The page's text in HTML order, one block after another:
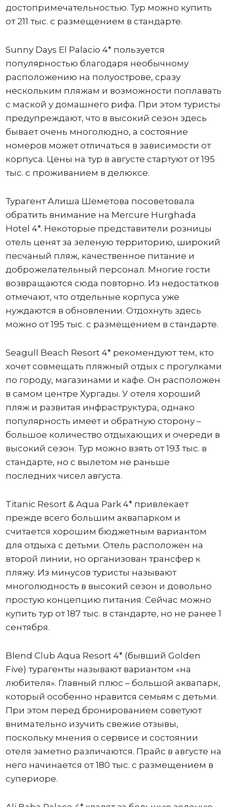
достопримечательностью. Тур можно купить
от 211 тыс. с размещением в стандарте.
Sunny Days El Palacio 4* пользуется
популярностью благодаря необычному
расположению на полуострове, сразу
нескольким пляжам и возможности поплавать
с маской у домашнего рифа. При этом туристы
предупреждают, что в высокий сезон здесь
бывает очень многолюдно, а состояние
номеров может отличаться в зависимости от
корпуса. Цены на тур в августе стартуют от 195
тыс. с проживанием в делюксе.
Турагент Алиша Шеметова посоветовала
обратить внимание на Mercure Hurghada
Hotel 4*. Некоторые представители розницы
отель ценят за зеленую территорию, широкий
песчаный пляж, качественное питание и
доброжелательный персонал. Многие гости
возвращаются сюда повторно. Из недостатков
отмечают, что отдельные корпуса уже
нуждаются в обновлении. Отдохнуть здесь
можно от 195 тыс. с размещением в стандарте.
Seagull Beach Resort 4* рекомендуют тем, кто
хочет совмещать пляжный отдых с прогулками
по городу, магазинами и кафе. Он расположен
в самом центре Хургады. У отеля хороший
пляж и развитая инфраструктура, однако
популярность имеет и обратную сторону –
большое количество отдыхающих и очереди в
высокий сезон. Тур можно взять от 193 тыс. в
стандарте, но с вылетом не раньше
последних чисел августа.
Titanic Resort & Aqua Park 4* привлекает
прежде всего большим аквапарком и
считается хорошим бюджетным вариантом
для отдыха с детьми. Отель расположен на
второй линии, но организован трансфер к
пляжу. Из минусов туристы называют
многолюдность в высокий сезон и довольно
простую концепцию питания. Сейчас можно
купить тур от 187 тыс. в стандарте, но не ранее 1
сентября.
Blend Club Aqua Resort 4* (бывший Golden
Five) турагенты называют вариантом «на
любителя». Главный плюс – большой аквапарк,
который особенно нравится семьям с детьми.
При этом перед бронированием советуют
внимательно изучить свежие отзывы,
поскольку мнения о сервисе и состоянии
отеля заметно различаются. Прайс в августе на
него начинается от 180 тыс. с размещением в
супериоре.